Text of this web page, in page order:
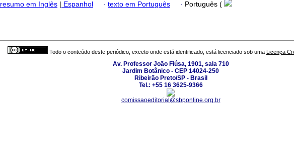
resumo em Inglês Espanhol · texto em Português · Português (
Todo o conteúdo deste periódico, exceto onde está identificado, está licenciado sob uma Licença
Av. Professor João Fiúsa, 1901, sala 710
Jardim Botânico - CEP 14024-250
Ribeirão Preto/SP - Brasil
Tel.: +55 16 3625-9366
comissaoeditorial@sbponline.org.br